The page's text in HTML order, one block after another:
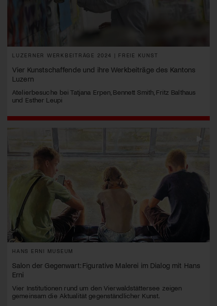
LUZERNER WERKBEITRÄGE 2024 | FREIE KUNST
Vier Kunstschaffende und ihre Werkbeiträge des Kantons
Luzern
Atelierbesuche bei Tatjana Erpen, Bennett Smith, Fritz Balthaus
und Esther Leupi
HANS ERNI MUSEUM
Salon der Gegenwart: Figurative Malerei im Dialog mit Hans
Erni
Vier Institutionen rund um den Vierwaldstättersee zeigen
gemeinsam die Aktualität gegenständlicher Kunst.